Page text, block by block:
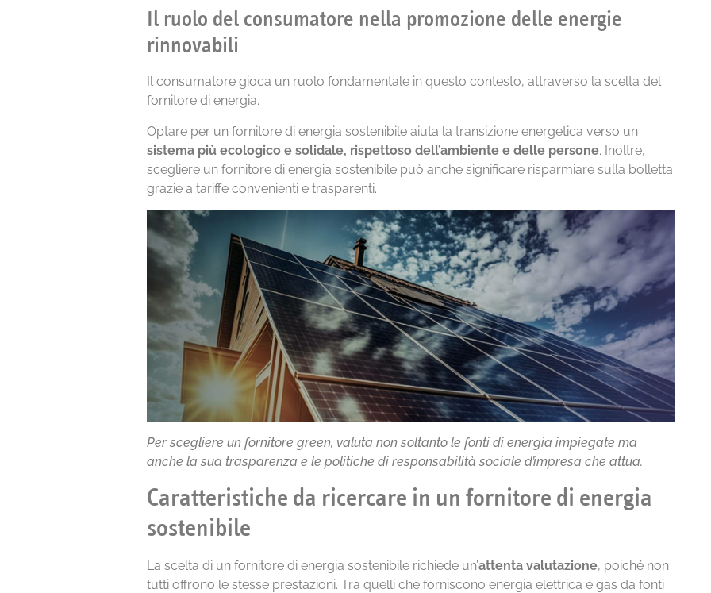
Il ruolo del consumatore nella promozione delle energie
rinnovabili
Il consumatore gioca un ruolo fondamentale in questo contesto, attraverso la scelta del
fornitore di energia.
Optare per un fornitore di energia sostenibile aiuta la transizione energetica verso un
sistema più ecologico e solidale, rispettoso dell’ambiente e delle persone. Inoltre,
scegliere un fornitore di energia sostenibile può anche significare risparmiare sulla bolletta
grazie a tariffe convenienti e trasparenti.
Per scegliere un fornitore green, valuta non soltanto le fonti di energia impiegate ma
anche la sua trasparenza e le politiche di responsabilità sociale d’impresa che attua.
Caratteristiche da ricercare in un fornitore di energia
sostenibile
La scelta di un fornitore di energia sostenibile richiede un’attenta valutazione, poiché non
tutti offrono le stesse prestazioni. Tra quelli che forniscono energia elettrica e gas da fonti